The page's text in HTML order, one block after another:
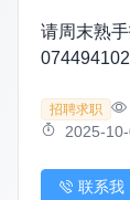
请周末熟
招聘求职
2025-
联系我